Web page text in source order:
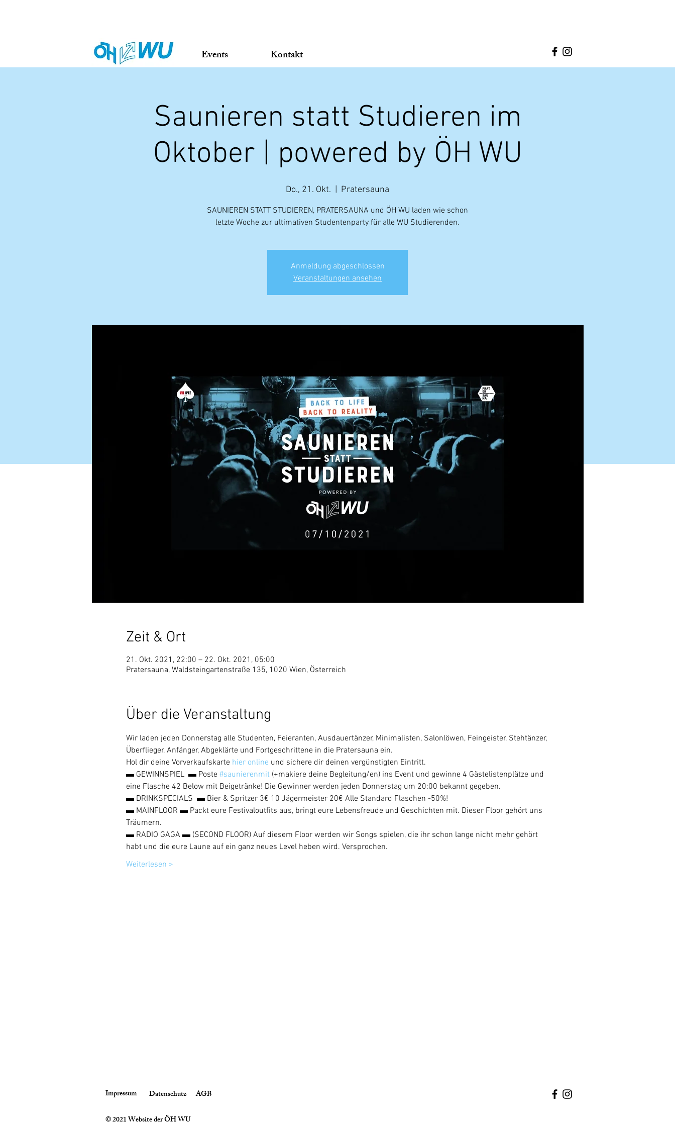
Events Kontakt
Saunieren statt Studieren im
Oktober | powered by ÖH WU
Do., 21. Okt. Pratersauna
SAUNIEREN STATT STUDIEREN, PRATERSAUNA und ÖH WU laden wie schon
letzte Woche zur ultimativen Studentenparty für alle WU Studierenden.
Anmeldung abgeschlossen
Veranstaltungen ansehen
Zeit & Ort
21. Okt. 2021, 22:00 – 22. Okt. 2021, 05:00
Pratersauna, Waldsteingartenstraße 135, 1020 Wien, Österreich
Über die Veranstaltung
Wir laden jeden Donnerstag alle Studenten, Feieranten, Ausdauertänzer, Minimalisten, Salonlöwen, Feingeister, Stehtänzer,
Überflieger, Anfänger, Abgeklärte und Fortgeschrittene in die Pratersauna ein.
Hol dir deine Vorverkaufskarte hier online und sichere dir deinen vergünstigten Eintritt.
▬ GEWINNSPIEL  ▬ Poste #saunierenmit (+makiere deine Begleitung/en) ins Event und gewinne 4 Gästelistenplätze und
eine Flasche 42 Below mit Beigetränke! Die Gewinner werden jeden Donnerstag um 20:00 bekannt gegeben.
▬ DRINKSPECIALS  ▬ Bier & Spritzer 3€ 10 Jägermeister 20€ Alle Standard Flaschen -50%!
▬ MAINFLOOR ▬ Packt eure Festivaloutfits aus, bringt eure Lebensfreude und Geschichten mit. Dieser Floor gehört uns
Träumern.
▬ RADIO GAGA ▬ (SECOND FLOOR) Auf diesem Floor werden wir Songs spielen, die ihr schon lange nicht mehr gehört
habt und die eure Laune auf ein ganz neues Level heben wird. Versprochen.
Weiterlesen >
Impressum Datenschutz AGB
© 2021 Website der ÖH WU